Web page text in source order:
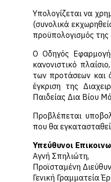
Υπολογίζεται να
(συνολικά
προϋπολογισμός της
Ο Οδηγός
κανονιστικό
των προτάσεων και
έγκριση της
Παιδείας Δια Βίου
Προβλέπεται
που θα
Υπεύθυνοι
Αγνή Σπηλιώτη,
Προϊσταμένη
Γενική Γραμματεία